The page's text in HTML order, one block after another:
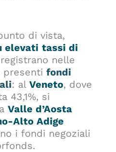
di vista,
elevati tassi di
nelle
presenti fondi
: alVeneto, dove
43,1%, si
Valle d’Aosta
Alto Adige
i fondi negoziali